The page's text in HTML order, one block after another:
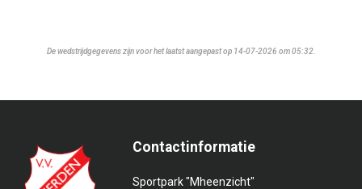
De wedstrijdgegevens zijn voor het laatst aangepast op 14-07-2026 om 05:32.
Contactinformatie
Sportpark "Mheenzicht"